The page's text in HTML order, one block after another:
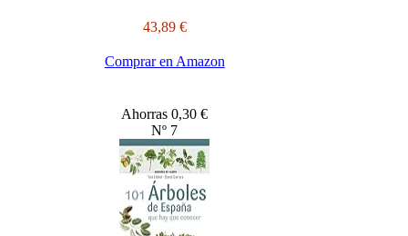
43,89 €
Comprar en Amazon
Ahorras 0,30 €
Nº 7